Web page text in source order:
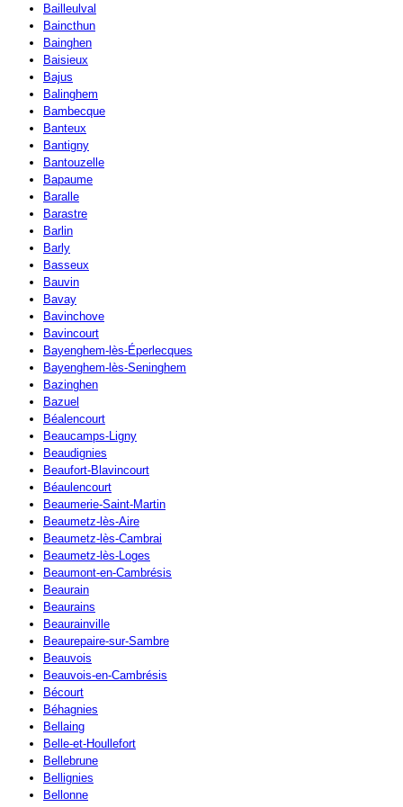
Bailleulval
Baincthun
Bainghen
Baisieux
Bajus
Balinghem
Bambecque
Banteux
Bantigny
Bantouzelle
Bapaume
Baralle
Barastre
Barlin
Barly
Basseux
Bauvin
Bavay
Bavinchove
Bavincourt
Bayenghem-lès-Éperlecques
Bayenghem-lès-Seninghem
Bazinghen
Bazuel
Béalencourt
Beaucamps-Ligny
Beaudignies
Beaufort-Blavincourt
Béaulencourt
Beaumerie-Saint-Martin
Beaumetz-lès-Aire
Beaumetz-lès-Cambrai
Beaumetz-lès-Loges
Beaumont-en-Cambrésis
Beaurain
Beaurains
Beaurainville
Beaurepaire-sur-Sambre
Beauvois
Beauvois-en-Cambrésis
Bécourt
Béhagnies
Bellaing
Belle-et-Houllefort
Bellebrune
Bellignies
Bellonne